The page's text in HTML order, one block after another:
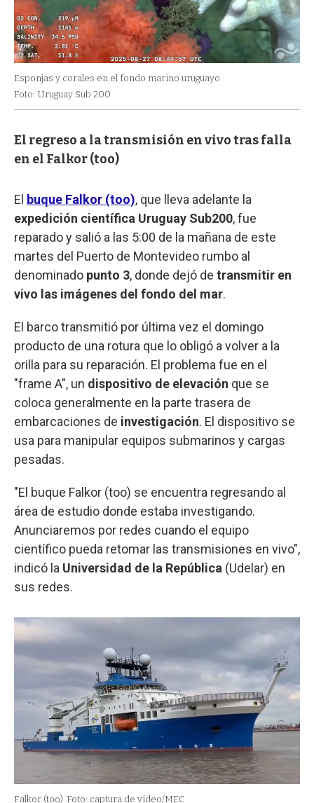
Esponjas y corales en el fondo marino uruguayo
Foto: Uruguay Sub 200
El regreso a la transmisión en vivo tras falla
en el Falkor (too)
El buque Falkor (too), que lleva adelante la
expedición científica Uruguay Sub200, fue
reparado y salió a las 5:00 de la mañana de este
martes del Puerto de Montevideo rumbo al
denominado punto 3, donde dejó de transmitir en
vivo las imágenes del fondo del mar.
El barco transmitió por última vez el domingo
producto de una rotura que lo obligó a volver a la
orilla para su reparación. El problema fue en el
"frame A", un dispositivo de elevación que se
coloca generalmente en la parte trasera de
embarcaciones de investigación. El dispositivo se
usa para manipular equipos submarinos y cargas
pesadas.
"El buque Falkor (too) se encuentra regresando al
área de estudio donde estaba investigando.
Anunciaremos por redes cuando el equipo
científico pueda retomar las transmisiones en vivo",
indicó la Universidad de la República (Udelar) en
sus redes.
Falkor (too) Foto: captura de video/MEC